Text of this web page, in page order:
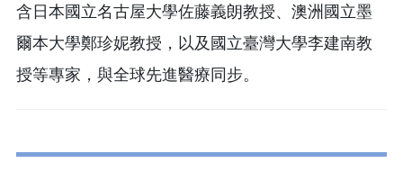
含日本國立名古屋大學佐藤義朗教授、澳洲國立墨
爾本大學鄭珍妮教授，以及國立臺灣大學李建南教
授等專家，與全球先進醫療同步。